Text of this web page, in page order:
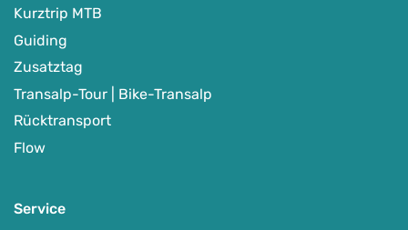
Kurztrip MTB
Guiding
Zusatztag
Transalp-Tour | Bike-Transalp
Rücktransport
Flow
Service